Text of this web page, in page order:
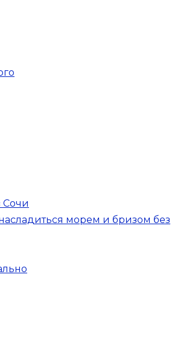
Сочи
морем и бризом без